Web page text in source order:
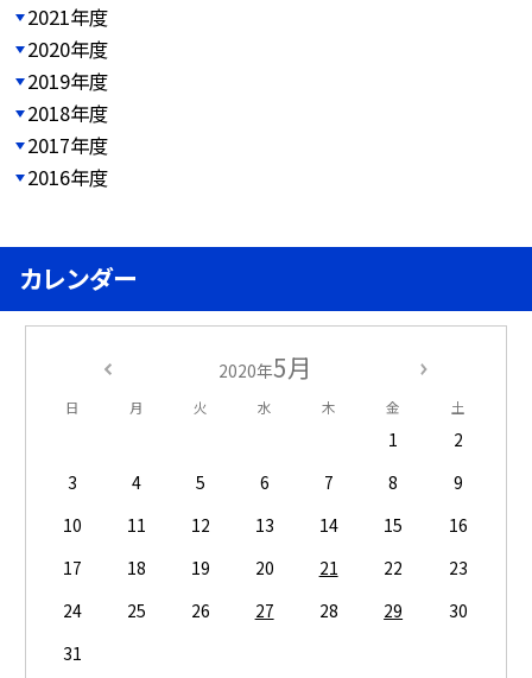
2021年度
2020年度
2019年度
2018年度
2017年度
2016年度
カレンダー
2020年5月
日 月 火 水 木 金 土
1
2
3
4 5 6 7 8
9
10
11 12 13 14 15
16
17
18 19 20 21 22
23
24
25 26 27 28 29
30
31